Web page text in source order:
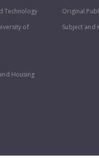
Technology
of
Housing
Original
Subject and